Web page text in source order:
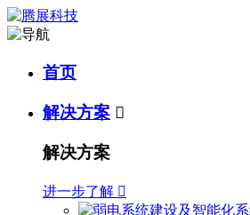
首页
解决方案 
解决方案
进一步了解 